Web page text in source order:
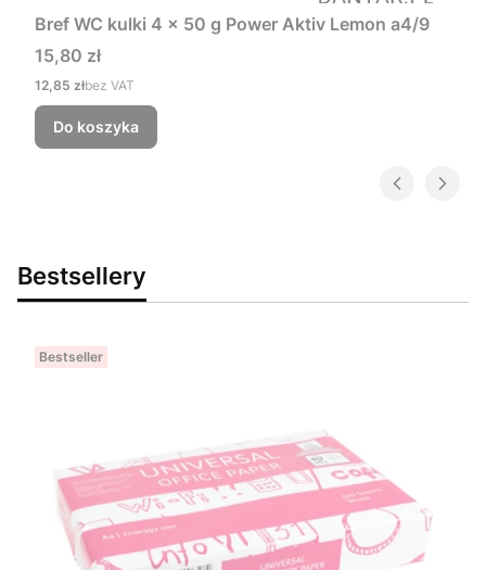
Bref WC kulki 4 x 50 g Power Aktiv Lemon a4/9
Cena
15,80 zł
Cena
12,85 złbez VAT
Do koszyka
Bestsellery
Bestseller